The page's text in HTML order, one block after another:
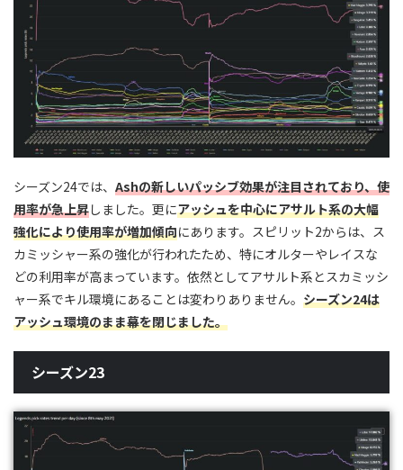
シーズン24では、 Ashの新しいパッシブ効果が注目されており、使
用率が急上昇しました。更にアッシュを中心にアサルト系の大幅
強化により使用率が増加傾向にあります。スピリット2からは、ス
カミッシャー系の強化が行われたため、特にオルターやレイスな
どの利用率が高まっています。依然としてアサルト系とスカミッシ
ャー系でキル環境にあることは変わりありません。 シーズン24は
アッシュ環境のまま幕を閉じました。
シーズン23